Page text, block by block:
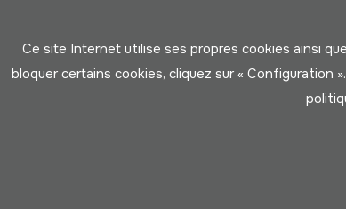
Ce site Internet utilise ses propres cookies ainsi
bloquer certains cookies, cliquez sur « Configuration